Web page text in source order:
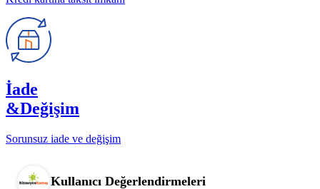
İade
&Değişim
Sorunsuz iade ve değişim
Kullanıcı Değerlendirmeleri